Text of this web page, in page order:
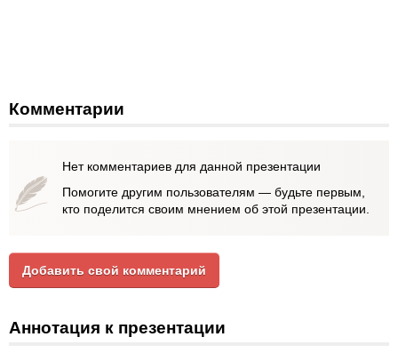
Комментарии
Нет комментариев для данной презентации
Помогите другим пользователям — будьте первым,
кто поделится своим мнением об этой презентации.
Добавить свой комментарий
Аннотация к презентации